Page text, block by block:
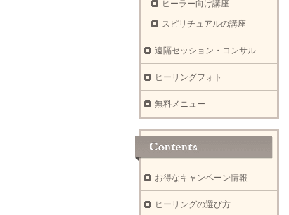
ヒーラー向け講座
スピリチュアルの講座
遠隔セッション・コンサル
ヒーリングフォト
無料メニュー
お得なキャンペーン情報
ヒーリングの選び方